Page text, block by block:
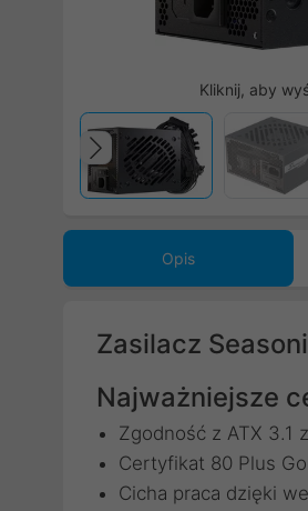
Kliknij, aby
Poprzedni
Opis
Zasilacz
Najważniejsze
Zgodność z ATX 3.1
Certyfikat 80 Plus
Cicha praca dzięki